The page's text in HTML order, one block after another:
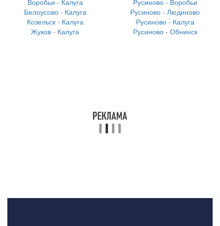
Воробьи - Калуга
Белоусово - Калуга
Козельск - Калуга
Жуков - Калуга
Русиново - Воробьи
Русиново - Людиново
Русиново - Калуга
Русиново - Обнинск